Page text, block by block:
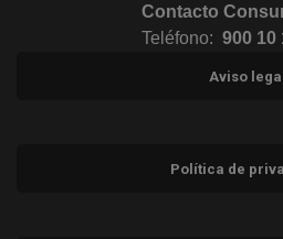
Contacto
Teléfono: 900 10
Aviso legal
Política de